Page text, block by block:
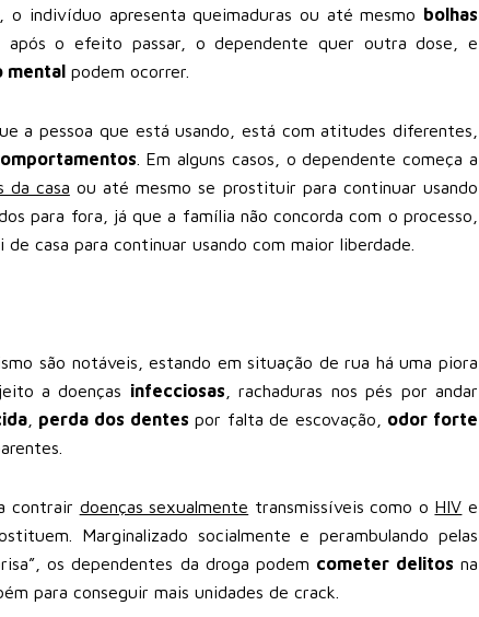
o indivíduo apresenta queimaduras ou até mesmo bolhas
após o efeito passar, o dependente quer outra dose, e
mental podem ocorrer.
a pessoa que está usando, está com atitudes diferentes,
. Em alguns casos, o dependente começa a
da casa ou até mesmo se prostituir para continuar usando
para fora, já que a família não concorda com o processo,
casa para continuar usando com maior liberdade.
são notáveis, estando em situação de rua há uma piora
a doenças infecciosas , rachaduras nos pés por andar
, perda dos dentes por falta de escovação, odor forte
contrair doenças sexualmente transmissíveis como o HIV e
Marginalizado socialmente e perambulando pelas
os dependentes da droga podem cometer delitos na
para conseguir mais unidades de crack.